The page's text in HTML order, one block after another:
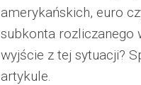
amerykańskich, euro
subkonta rozliczanego
wyjście z tej sytuacji?
artykule.